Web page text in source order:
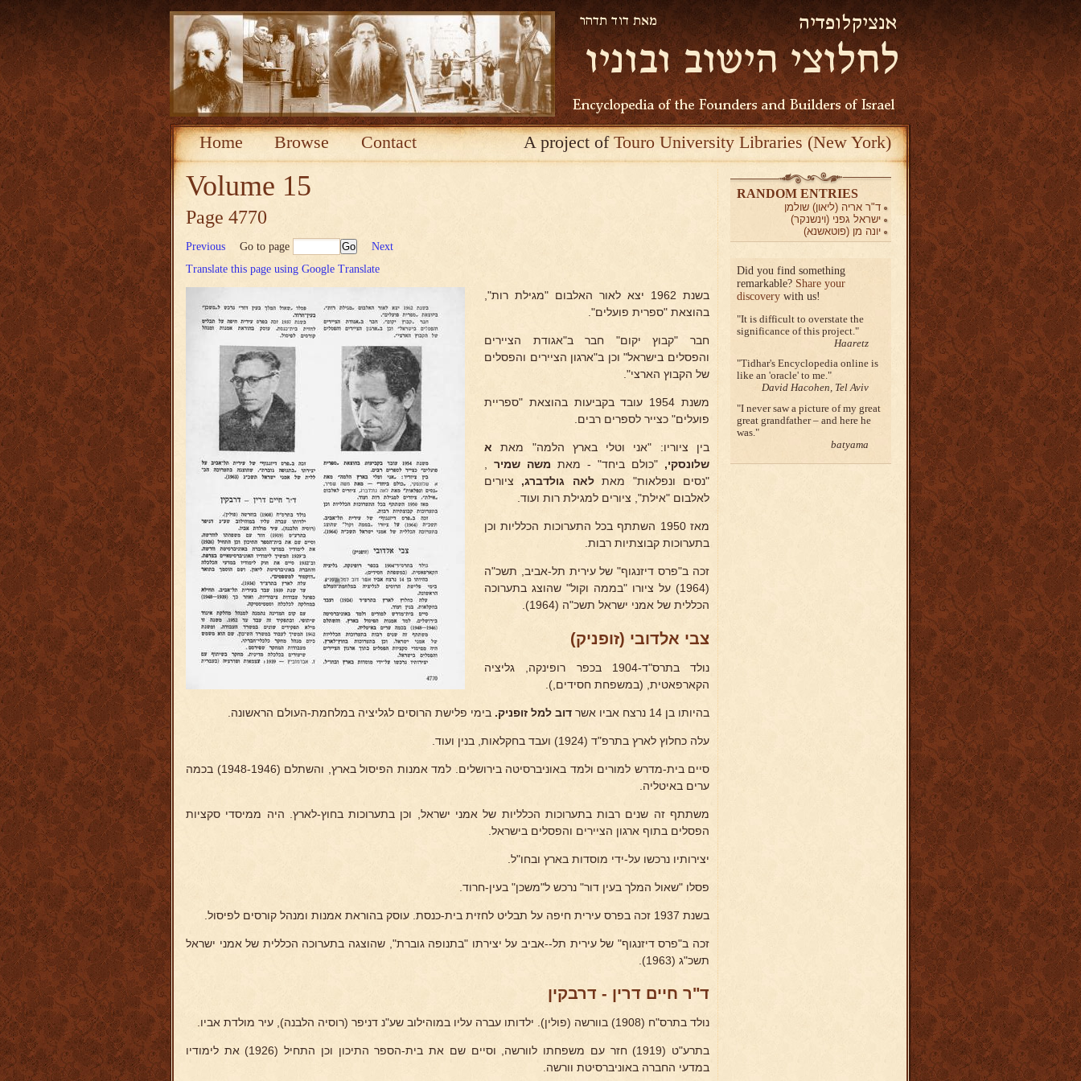
Home Browse Contact A project ofTouro University Libraries (New York)
Volume 15
Page 4770
Previous Go to page
Next
Translate this page using Google Translate
בשנת 1962 יצא לאור האלבום "מגילת רות",
בהוצאת "ספרית פועלים".
חבר "קבוץ יקום" חבר ב"אגודת הציירים
והפסלים בישראל" וכן ב"ארגון הציירים והפסלים
של הקבוץ הארצי".
משנת 1954 עובד בקביעות בהוצאת "ספריית
פועלים" כצייר לספרים רבים.
בין ציוריו: "אני וטלי בארץ הלמה" מאת א
שלונסקי, "כולם ביחד" - מאת משה שמיר
"נסים ונפלאות" מאתלאה גולדברג, ציורים
לאלבום "אילת", ציורים למגילת רות ועוד.
מאז 1950 השתתף בכל התערוכות הכלליות וכן
בתערוכות קבוצתיות רבות.
זכה ב"פרס דיזנגוף" של עירית תל-אביב, תשכ"ה
(1964) על ציורו "בממה וקול" שהוצג בתערוכה
הכללית של אמני ישראל תשכ"ה (1964).
צבי אלדובי (זופניק)
נולד בתרס"ד-1904 בכפר רופינקה, גליציה
הקארפאטית, (במשפחת חסידים,).
בהיותו בן 14 נרצח אביו אשר דוב למל זופניק. בימי פלישת הרוסים לגליציה במלחמת-העולם הראשונה.
עלה כחלוץ לארץ בתרפ"ד (1924) ועבד בחקלאות, בנין ועוד.
סיים בית-מדרש למורים ולמד באוניברסיטה בירושלים. למד אמנות הפיסול בארץ, והשתלם (1948-1946) בכמה
ערים באיטליה.
משתתף זה שנים רבות בתערוכות הכלליות של אמני ישראל, וכן בתערוכות בחוץ-לארץ. היה ממיסדי סקציות
הפסלים בתוף ארגון הציירים והפסלים בישראל.
יצירותיו נרכשו על-ידי מוסדות בארץ ובחו"ל.
פסלו "שאול המלך בעין דור" נרכש ל"משכן" בעין-חרוד.
בשנת 1937 זכה בפרס עירית חיפה על תבליט לחזית בית-כנסת. עוסק בהוראת אמנות ומנהל קורסים לפיסול.
זכה ב"פרס דיזנגוף" של עירית תל--אביב על יצירתו "בתנופה גוברת", שהוצגה בתערוכה הכללית של אמני ישראל
תשכ"ג (1963).
ד"ר חיים דרין - דרבקין
נולד בתרס"ח (1908) בוורשה (פולין). ילדותו עברה עליו במוהילוב שע"נ דניפר (רוסיה הלבנה), עיר מולדת אביו.
בתרע"ט (1919) חזר עם משפחתו לוורשה, וסיים שם את בית-הספר התיכון וכן התחיל (1926) את לימודיו
במדעי החברה באוניברסיטת וורשה.
RANDOM ENTRIES
ד"ר אריה (ליאון) שולמן
ישראל גפני (וינשנקר)
יונה מן (פוטאשנא)
Did you find something
remarkable? Share your
discovery with us!
It is difficult to overstate the
significance of this project.
Haaretz
Tidhar's Encyclopedia online is
like an 'oracle' to me.
David Hacohen, Tel Aviv
I never saw a picture of my great
great grandfather – and here he
was.
batyama